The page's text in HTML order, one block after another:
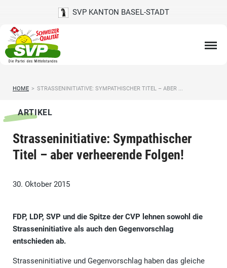
SVP KANTON BASEL-STADT
HOME > STRASSENINITIATIVE: SYMPATHISCHER TITEL – ABER ...
ARTIKEL
Strasseninitiative: Sympathischer
Titel – aber verheerende Folgen!
30. Oktober 2015
FDP, LDP, SVP und die Spitze der CVP lehnen sowohl die
Strasseninitiative als auch den Gegenvorschlag
entschieden ab.
Strasseninitiative und Gegenvorschlag haben das gleiche